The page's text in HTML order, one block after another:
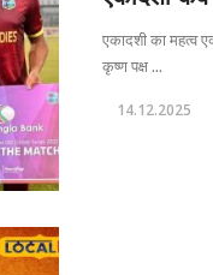
एकादशी का महत्व
कृष्ण पक्ष ...
14.12.2025